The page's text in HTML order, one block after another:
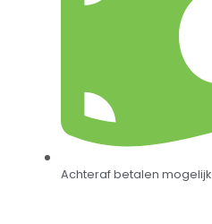
Achteraf betalen mogelijk